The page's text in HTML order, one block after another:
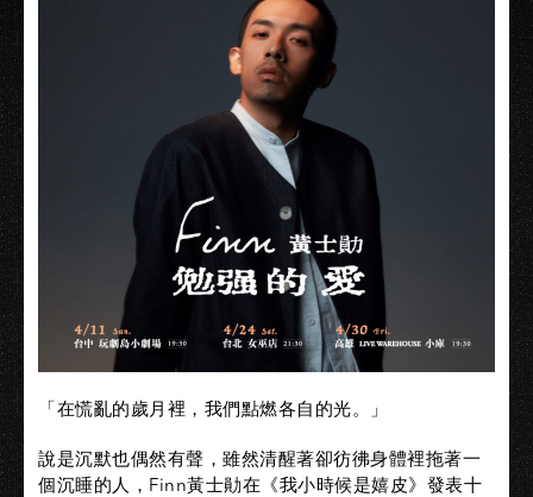
「在慌亂的歲月裡，我們點燃各自的光。」
說是沉默也偶然有聲，雖然清醒著卻彷彿身體裡拖著一
個沉睡的人，Finn黃士勛在《我小時候是嬉皮》發表十